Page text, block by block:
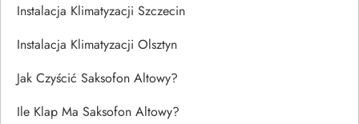
Instalacja Klimatyzacji Szczecin
Instalacja Klimatyzacji Olsztyn
Jak Czyścić Saksofon Altowy?
Ile Klap Ma Saksofon Altowy?